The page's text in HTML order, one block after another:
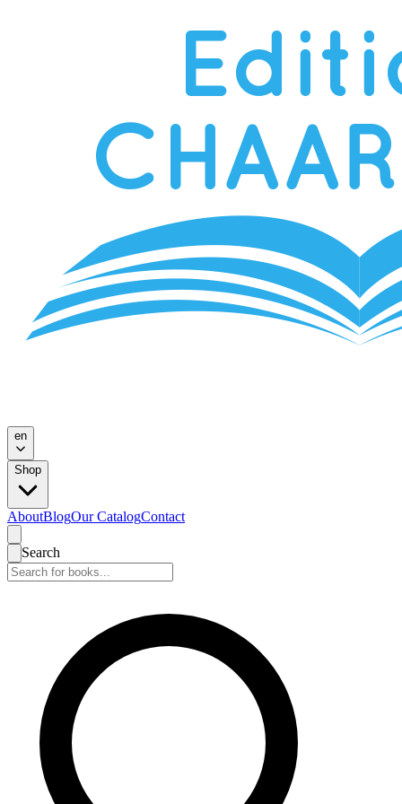
en
Shop
AboutBlogOur CatalogContact
Search